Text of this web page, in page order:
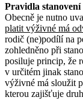
Pravidla stanovení
Obecně je nutno
platit výživné má
rodič (ne)podílí na
zohledněno při
posiluje princip, že
v určitém jinak
výživné má sloužit
kterou zajišťuje